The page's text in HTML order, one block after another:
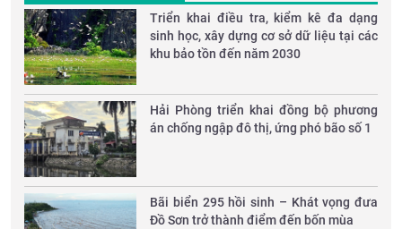
Triển khai điều tra, kiểm kê đa dạng
sinh học, xây dựng cơ sở dữ liệu tại các
khu bảo tồn đến năm 2030
Hải Phòng triển khai đồng bộ phương
án chống ngập đô thị, ứng phó bão số 1
Bãi biển 295 hồi sinh – Khát vọng đưa
Đồ Sơn trở thành điểm đến bốn mùa